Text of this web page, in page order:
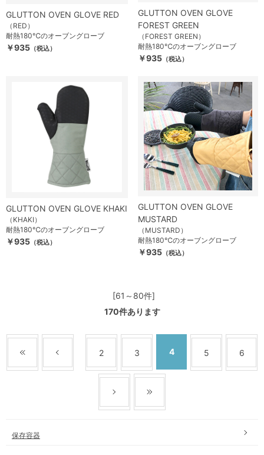
GLUTTON OVEN GLOVE RED
（RED）
耐熱180℃のオーブングローブ
￥935 （税込）
GLUTTON OVEN GLOVE
FOREST GREEN
（FOREST GREEN）
耐熱180℃のオーブングローブ
￥935 （税込）
GLUTTON OVEN GLOVE KHAKI
（KHAKI）
耐熱180℃のオーブングローブ
￥935 （税込）
GLUTTON OVEN GLOVE
MUSTARD
（MUSTARD）
耐熱180℃のオーブングローブ
￥935 （税込）
[61～80件]
170件あります
2 3 4 5 6
保存容器